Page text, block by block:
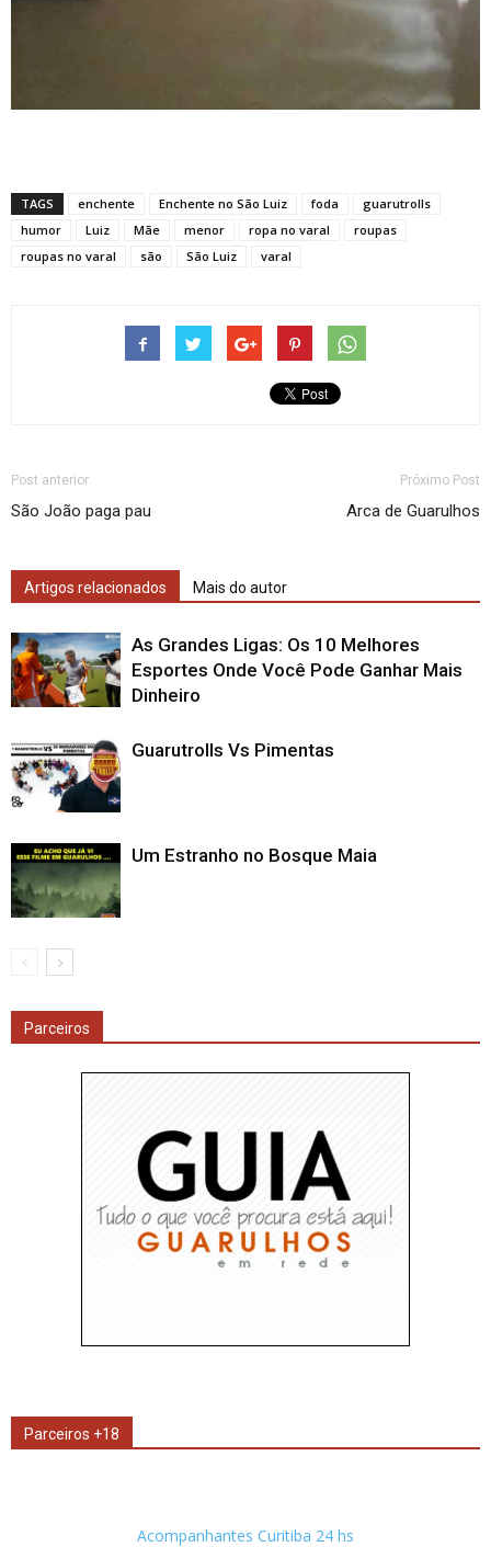
TAGS enchente Enchente no São Luiz foda
guarutrolls
humor
Luiz Mãe menor ropa no varal
roupas
roupas no varal
são São Luiz varal
Post anterior
São João paga pau
Próximo Post
Arca de Guarulhos
Artigos relacionados Mais do autor
As Grandes Ligas: Os 10 Melhores
Esportes Onde Você Pode Ganhar Mais
Dinheiro
Guarutrolls Vs Pimentas
Um Estranho no Bosque Maia
Parceiros
Parceiros +18
Acompanhantes Curitiba 24 hs